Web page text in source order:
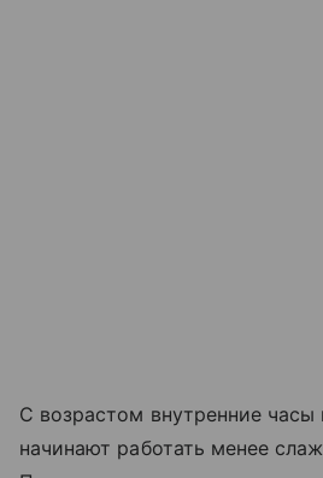
С возрастом внутренние часы
начинают работать менее